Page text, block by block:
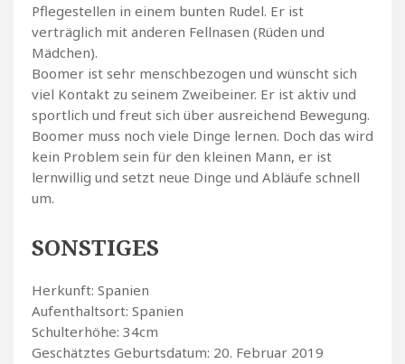
Pflegestellen in einem bunten Rudel. Er ist
verträglich mit anderen Fellnasen (Rüden und
Mädchen).
Boomer ist sehr menschbezogen und wünscht sich
viel Kontakt zu seinem Zweibeiner. Er ist aktiv und
sportlich und freut sich über ausreichend Bewegung.
Boomer muss noch viele Dinge lernen. Doch das wird
kein Problem sein für den kleinen Mann, er ist
lernwillig und setzt neue Dinge und Abläufe schnell
um.
SONSTIGES
Herkunft: Spanien
Aufenthaltsort: Spanien
Schulterhöhe: 34cm
Geschätztes Geburtsdatum: 20. Februar 2019